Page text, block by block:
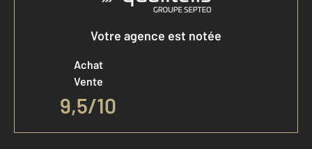
Votre agence est notée
Achat
Vente
9,5/10